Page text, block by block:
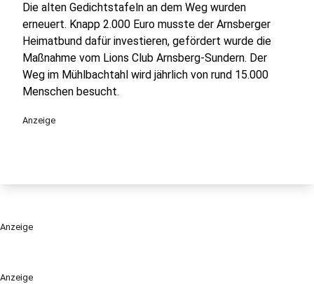
Anzeige
Die alten Gedichtstafeln an dem Weg wurden
erneuert. Knapp 2.000 Euro musste der Arnsberger
Heimatbund dafür investieren, gefördert wurde die
Maßnahme vom Lions Club Arnsberg-Sundern. Der
Weg im Mühlbachtahl wird jährlich von rund 15.000
Menschen besucht.
Anzeige
Anzeige